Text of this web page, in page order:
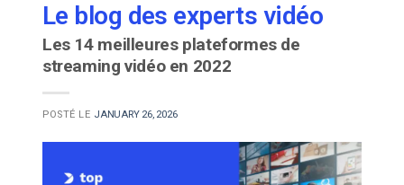
Le blog des experts vidéo
Les 14 meilleures plateformes de
streaming vidéo en 2022
POSTÉ LE JANUARY 26, 2026